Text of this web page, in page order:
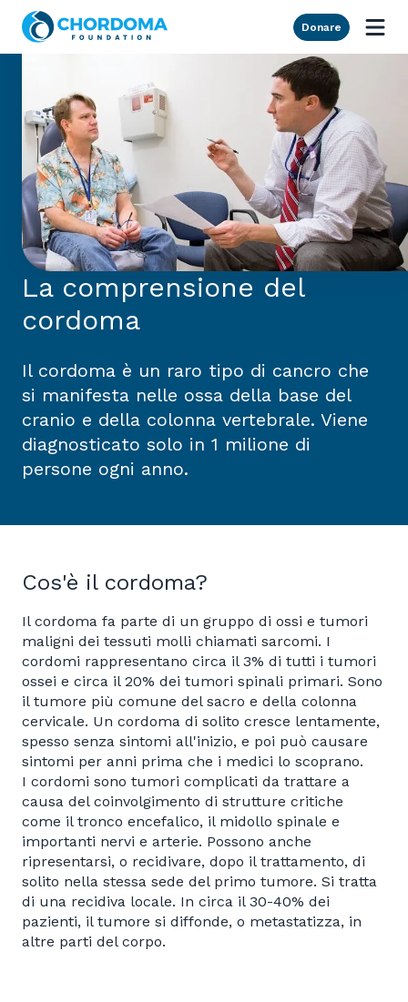
Skip to Main Content
Donare
La comprensione del
cordoma
Il cordoma è un raro tipo di cancro che
si manifesta nelle ossa della base del
cranio e della colonna vertebrale. Viene
diagnosticato solo in 1 milione di
persone ogni anno.
Cos'è il cordoma?
Il cordoma fa parte di un gruppo di ossi e tumori
maligni dei tessuti molli chiamati sarcomi. I
cordomi rappresentano circa il 3% di tutti i tumori
ossei e circa il 20% dei tumori spinali primari. Sono
il tumore più comune del sacro e della colonna
cervicale. Un cordoma di solito cresce lentamente,
spesso senza sintomi all'inizio, e poi può causare
sintomi per anni prima che i medici lo scoprano.
I cordomi sono tumori complicati da trattare a
causa del coinvolgimento di strutture critiche
come il tronco encefalico, il midollo spinale e
importanti nervi e arterie. Possono anche
ripresentarsi, o recidivare, dopo il trattamento, di
solito nella stessa sede del primo tumore. Si tratta
di una recidiva locale. In circa il 30-40% dei
pazienti, il tumore si diffonde, o metastatizza, in
altre parti del corpo.